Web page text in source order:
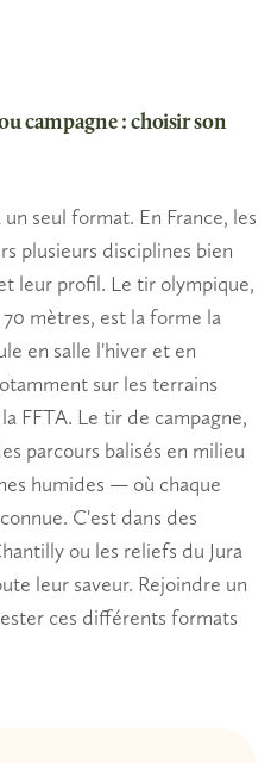
campagne : choisir son
seul format. En France, les
plusieurs disciplines bien
leur profil. Le tir olympique,
mètres, est la forme la
en salle l'hiver et en
sur les terrains
FFTA. Le tir de campagne,
parcours balisés en milieu
humides — où chaque
C'est dans des
ou les reliefs du Jura
leur saveur. Rejoindre un
ces différents formats